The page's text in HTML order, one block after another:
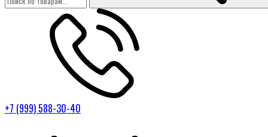
+7 (999) 588-30-40